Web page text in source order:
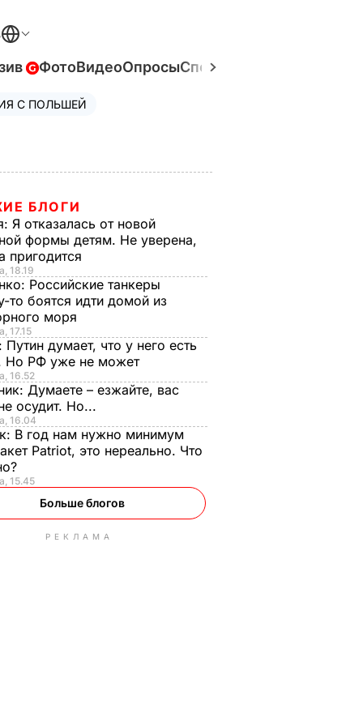
ФотоВидеоОпросыСпецпроекты
С ПОЛЬШЕЙ
БЛОГИ
Я отказалась от новой
формы детям. Не уверена,
пригодится
18.19
Российские танкеры
то боятся идти домой из
моря
17.15
Путин думает, что у него есть
Но РФ уже не может
16.52
Думаете – езжайте, вас
осудит. Но...
16.04
В год нам нужно минимум
Patriot, это нереально. Что
15.45
Больше блогов
РЕКЛАМА